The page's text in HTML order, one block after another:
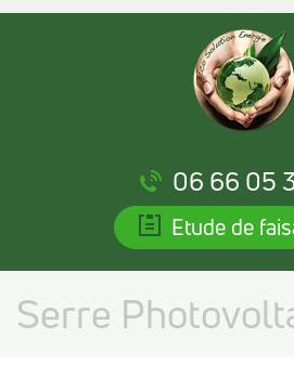
06 66 05
Etude de
Serre